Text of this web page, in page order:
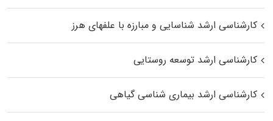
کارشناسی ارشد شناسایی و مبارزه با علفهای هرز
کارشناسی ارشد توسعه روستایی
کارشناسی ارشد بیماری‌ شناسی گیاهی